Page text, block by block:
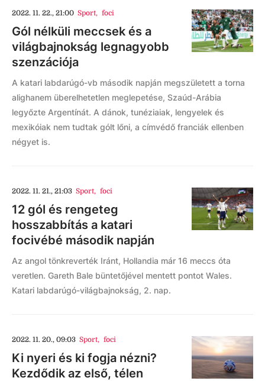
2022. 11. 22., 21:00 Sport, foci
Gól nélküli meccsek és a
világbajnokság legnagyobb
szenzációja
A katari labdarúgó-vb második napján megszületett a torna
alighanem überelhetetlen meglepetése, Szaúd-Arábia
legyőzte Argentínát. A dánok, tunéziaiak, lengyelek és
mexikóiak nem tudtak gólt lőni, a címvédő franciák ellenben
négyet is.
2022. 11. 21., 21:03 Sport, foci
12 gól és rengeteg
hosszabbítás a katari
focivébé második napján
Az angol tönkreverték Iránt, Hollandia már 16 meccs óta
veretlen. Gareth Bale büntetőjével mentett pontot Wales.
Katari labdarúgó-világbajnokság, 2. nap.
2022. 11. 20., 09:03 Sport, foci
Ki nyeri és ki fogja nézni?
Kezdődik az első, télen